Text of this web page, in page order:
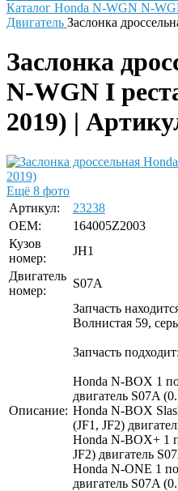
Каталог Honda N-WGN N-
Двигатель Заслонка
Заслонка
N-WGN I
2019) |
Ещё 8 фото
Артикул:
23238
OEM:
164005Z2003
Кузов
номер:
JH1
Двигатель
номер:
S07A
Описание:
Запчасть
Волнистая 59,
Запчасть подходит:
Honda N-BOX 1
двигатель S07A
Honda N-BOX
(JF1, JF2)
Honda N-BOX+ 1
JF2) двигатель
Honda N-ONE 1
двигатель S07A